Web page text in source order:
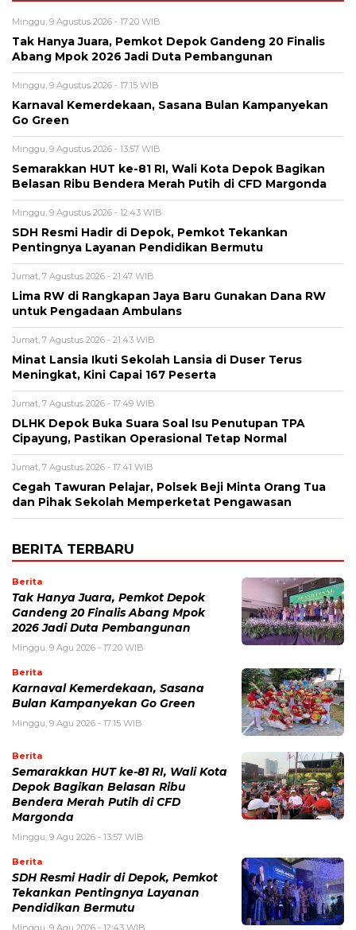
Minggu, 9 Agustus 2026 - 17:20 WIB
Tak Hanya Juara, Pemkot Depok Gandeng 20 Finalis
Abang Mpok 2026 Jadi Duta Pembangunan
Minggu, 9 Agustus 2026 - 17:15 WIB
Karnaval Kemerdekaan, Sasana Bulan Kampanyekan
Go Green
Minggu, 9 Agustus 2026 - 13:57 WIB
Semarakkan HUT ke-81 RI, Wali Kota Depok Bagikan
Belasan Ribu Bendera Merah Putih di CFD Margonda
Minggu, 9 Agustus 2026 - 12:43 WIB
SDH Resmi Hadir di Depok, Pemkot Tekankan
Pentingnya Layanan Pendidikan Bermutu
Jumat, 7 Agustus 2026 - 21:47 WIB
Lima RW di Rangkapan Jaya Baru Gunakan Dana RW
untuk Pengadaan Ambulans
Jumat, 7 Agustus 2026 - 21:43 WIB
Minat Lansia Ikuti Sekolah Lansia di Duser Terus
Meningkat, Kini Capai 167 Peserta
Jumat, 7 Agustus 2026 - 17:49 WIB
DLHK Depok Buka Suara Soal Isu Penutupan TPA
Cipayung, Pastikan Operasional Tetap Normal
Jumat, 7 Agustus 2026 - 17:41 WIB
Cegah Tawuran Pelajar, Polsek Beji Minta Orang Tua
dan Pihak Sekolah Memperketat Pengawasan
BERITA TERBARU
Berita
Tak Hanya Juara, Pemkot Depok
Gandeng 20 Finalis Abang Mpok
2026 Jadi Duta Pembangunan
Minggu, 9 Agu 2026 - 17:20 WIB
Berita
Karnaval Kemerdekaan, Sasana
Bulan Kampanyekan Go Green
Minggu, 9 Agu 2026 - 17:15 WIB
Berita
Semarakkan HUT ke-81 RI, Wali Kota
Depok Bagikan Belasan Ribu
Bendera Merah Putih di CFD
Margonda
Minggu, 9 Agu 2026 - 13:57 WIB
Berita
SDH Resmi Hadir di Depok, Pemkot
Tekankan Pentingnya Layanan
Pendidikan Bermutu
Minggu, 9 Agu 2026 - 12:43 WIB